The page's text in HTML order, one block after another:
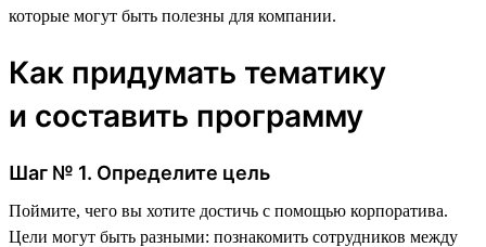
которые могут быть полезны для компании.
Как придумать тематику
и составить программу
Шаг № 1. Определите цель
Поймите, чего вы хотите достичь с помощью корпоратива.
Цели могут быть разными: познакомить сотрудников между